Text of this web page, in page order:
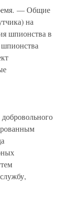
— Общие
на
шпионства в